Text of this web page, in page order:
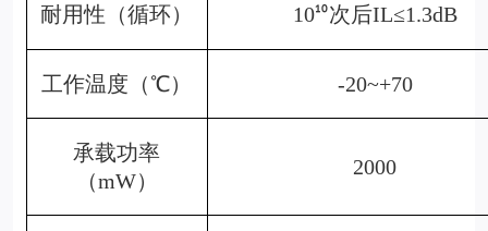
耐用性（循环） 10¹⁰次后IL≤1.3dB
工作温度（℃） -20~+70
承载功率
（mW）
2000